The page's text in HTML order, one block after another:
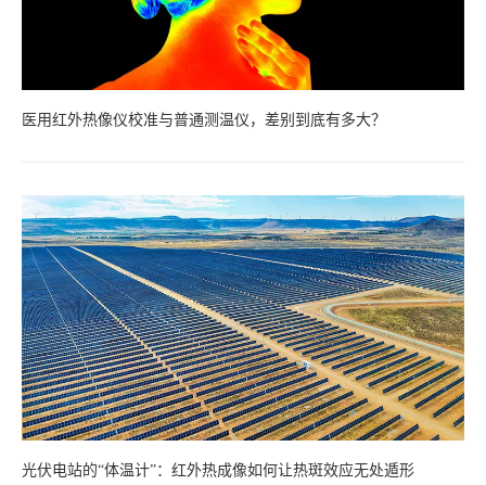
医用红外热像仪校准与普通测温仪，差别到底有多大？
光伏电站的“体温计”：红外热成像如何让热斑效应无处遁形